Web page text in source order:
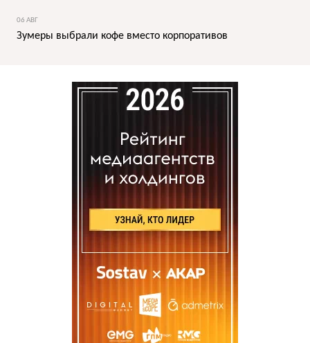
06 АВГ
Зумеры выбрали кофе вместо корпоративов